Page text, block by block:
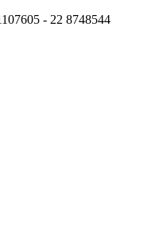
- 22 8748544